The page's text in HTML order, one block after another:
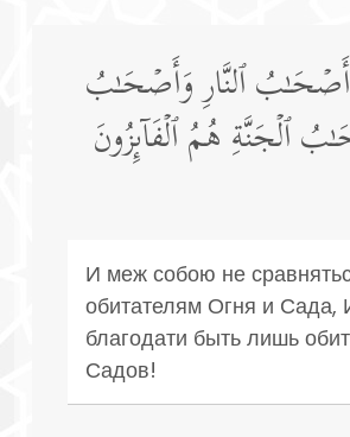
ٱلنَّارِ وَأَصۡحَـٰبُ
ٱلۡجَنَّةِ هُمُ ٱلۡفَاۤىِٕزُونَ
И меж собою не
обитателям Огня и Сада,
благодати быть лишь
Садов!